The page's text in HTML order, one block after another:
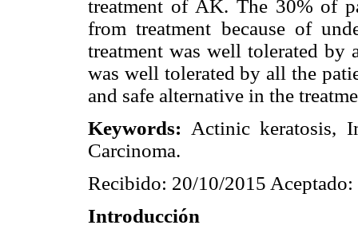
treatment of AK. The 30% of
from treatment because of
treatment was well tolerated by
was well tolerated by all the
and safe alternative in the
Keywords: Actinic keratosis,
Carcinoma.
Recibido: 20/10/2015
Introducción